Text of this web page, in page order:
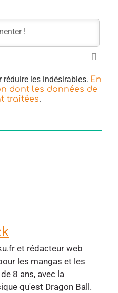
les indésirables. En
dont les données de
traitées.
et rédacteur web
les mangas et les
8 ans, avec la
qu'est Dragon Ball.